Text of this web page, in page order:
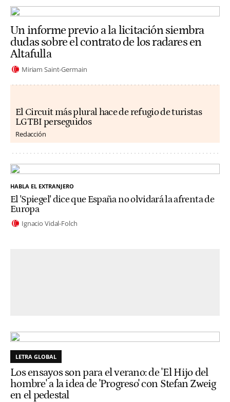
Un informe previo a la licitación siembra
dudas sobre el contrato de los radares en
Altafulla
Miriam Saint-Germain
El Circuit más plural hace de refugio de turistas
LGTBI perseguidos
Redacción
HABLA EL EXTRANJERO
El 'Spiegel' dice que España no olvidará la afrenta de
Europa
Ignacio Vidal-Folch
LETRA GLOBAL
Los ensayos son para el verano: de 'El Hijo del
hombre' a la idea de 'Progreso' con Stefan Zweig
en el pedestal